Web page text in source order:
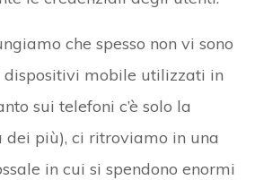
che spesso non vi sono
mobile utilizzati in
sui telefoni c’è solo la
dei più), ci ritroviamo in una
in cui si spendono enormi